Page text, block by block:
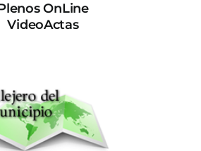
OnLine
VideoActas